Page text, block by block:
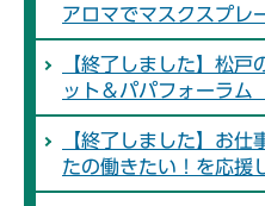
アロマでマスクスプレ
【終了しました】松戸
ット＆パパフォーラム
【終了しました】お
たの働きたい！を応援